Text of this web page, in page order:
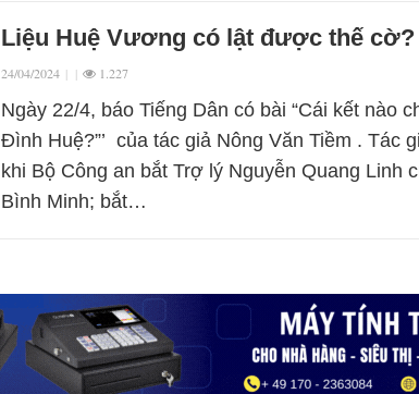
Liệu Huệ Vương có lật được thế cờ?
24/04/2024 | | 1.227
Ngày 22/4, báo Tiếng Dân có bài “Cái kết nào
Đình Huệ?”’ của tác giả Nông Văn Tiềm . Tác
khi Bộ Công an bắt Trợ lý Nguyễn Quang Linh
Bình Minh; bắt…